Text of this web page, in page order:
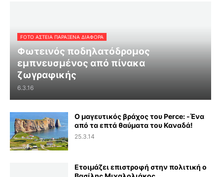
FOTO ΑΣΤΕΙΑ ΠΑΡΑΞΕΝΑ ΔΙΑΦΟΡΑ
Φωτεινός ποδηλατόδρομος
εμπνευσμένος από πίνακα
ζωγραφικής
6.3.16
Ο μαγευτικός βράχος του Perce: -Ένα
από τα επτά θαύματα του Καναδά!
25.3.14
Ετοιμάζει επιστροφή στην πολιτική ο